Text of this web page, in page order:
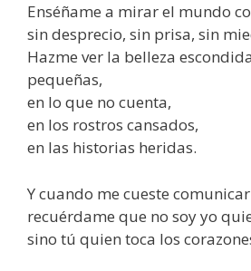
Enséñame a mirar el mundo
sin desprecio, sin prisa, sin
Hazme ver la belleza
pequeñas,
en lo que no cuenta,
en los rostros cansados,
en las historias heridas.
Y cuando me cueste
recuérdame que no soy yo
sino tú quien toca los